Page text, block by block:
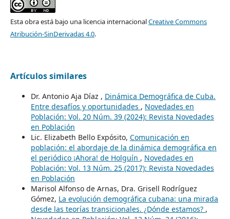
Esta obra está bajo una licencia internacionalCreative Commons
Atribución-SinDerivadas 4.0.
Artículos similares
Dr. Antonio Aja Díaz , Dinámica Demográfica de Cuba.
Entre desafíos y oportunidades , Novedades en
Población: Vol. 20 Núm. 39 (2024): Revista Novedades
en Población
Lic. Elizabeth Bello Expósito, Comunicación en
población: el abordaje de la dinámica demográfica en
el periódico ¡Ahora! de Holguín , Novedades en
Población: Vol. 13 Núm. 25 (2017): Revista Novedades
en Población
Marisol Alfonso de Arnas, Dra. Grisell Rodríguez
Gómez, La evolución demográfica cubana: una mirada
desde las teorías transicionales. ¿Dónde estamos? ,